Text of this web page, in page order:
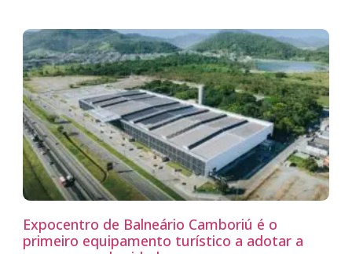
Expocentro de Balneário Camboriú é o
primeiro equipamento turístico a adotar a